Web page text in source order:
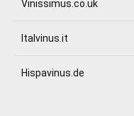
Vinissimus.co.uk
Italvinus.it
Hispavinus.de